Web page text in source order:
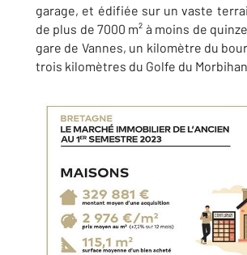
garage, et édifiée sur un vaste
de plus de 7000 m² à moins de
gare de Vannes, un kilomètre du
trois kilomètres du Golfe du